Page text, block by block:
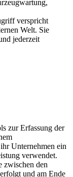
verspricht
Welt. Sie
jederzeit
zur Erfassung der
Unternehmen ein
verwendet.
zwischen den
und am Ende